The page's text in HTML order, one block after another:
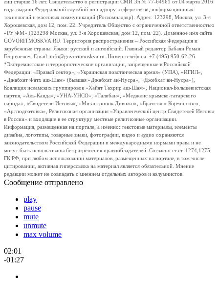
лиц старше 16 лет. Свидетельство о регистрации СМИ Эл № 77-64961 от 04 марта 2016
года выдано Федеральной службой по надзору в сфере связи, информационных
технологий и массовых коммуникаций (Роскомнадзор). Адрес: 123298, Москва, ул. 3-я
Хорошевская, дом 12, пом. 22. Учредитель Общество с ограниченной ответственностью
«РУ ФМ» (123298 Москва, ул. 3-я Хорошевская, дом 12, пом. 22). Доменное имя сайта
GOVORITMOSKVA.RU. Территория распространения – Российская Федерация и
зарубежные страны. Языки: русский и английский. Главный редактор Бабаян Роман
Георгиевич. Email: info@govoritmoskva.ru. Номер телефона: +7 (495) 950-62-26
*Экстремистские и террористические организации, запрещенные в Российской
Федерации: «Правый сектор», «Украинская повстанческая армия» (УПА), «ИГИЛ»,
«Джабхат Фатх аш-Шам» (бывшая «Джабхат ан-Нусра», «Джебхат ан-Нусра»),
Коалиция исламских группировок «Хайят Тахрир аш-Шам», Национал-Большевистская
партия, «Аль-Каида», «УНА-УНСО», «Талибан», «Меджлис крымско-татарского
народа», «Свидетели Иеговы», «Мизантропик Дивижн», «Братство» Корчинского,
«Артподготовка», Религиозная организация «Управленческий центр Свидетелей Иеговы
в России» и входящие в ее структуру местные религиозные организации.
Информация, размещенная на портале, а именно: текстовые материалы, элементы
дизайна, логотипы, товарные знаки, фотографии, видео и аудио охраняются
законодательством Российской Федерации и международными нормами права и не
могут быть использованы без разрешения правообладателей. Согласно ст.ст. 1274,1275
ГК РФ, при любом использовании материалов, размещенных на портале, в том числе
цитировании, активная гиперссылка на материал является обязательной. Мнение
редакции может не совпадать с мнением отдельных авторов и колумнистов.
Сообщение отправлено
play
pause
mute
unmute
max volume
02:01
-01:27